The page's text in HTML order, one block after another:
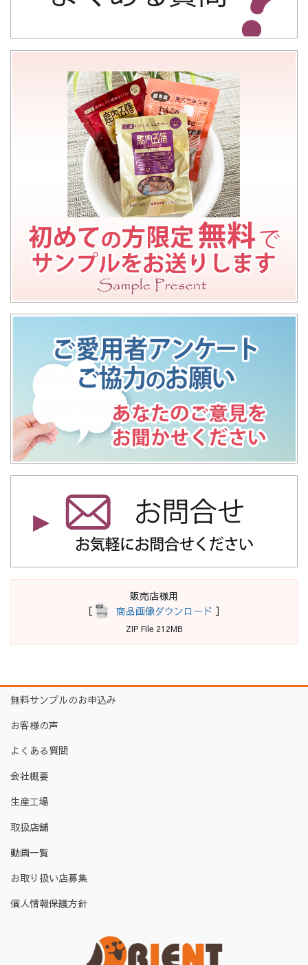
販売店様用
［
商品画像ダウンロード ］
ZIP File 212MB
無料サンプルのお申込み
お客様の声
よくある質問
会社概要
生産工場
取扱店舗
動画一覧
お取り扱い店募集
個人情報保護方針